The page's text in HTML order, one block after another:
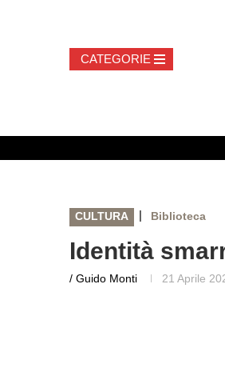
CULTURA | Biblioteca
Identità
/ Guido Monti 21 Aprile